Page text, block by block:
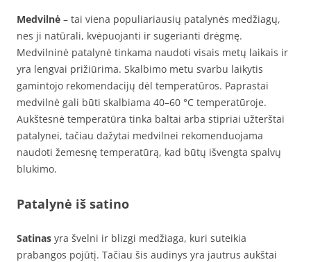
Medvilnė – tai viena populiariausių patalynės medžiagų,
nes ji natūrali, kvėpuojanti ir sugerianti drėgmę.
Medvilninė patalynė tinkama naudoti visais metų laikais ir
yra lengvai prižiūrima. Skalbimo metu svarbu laikytis
gamintojo rekomendacijų dėl temperatūros. Paprastai
medvilnė gali būti skalbiama 40–60 °C temperatūroje.
Aukštesnė temperatūra tinka baltai arba stipriai užterštai
patalynei, tačiau dažytai medvilnei rekomenduojama
naudoti žemesnę temperatūrą, kad būtų išvengta spalvų
blukimo.
Patalynė iš satino
Satinas yra švelni ir blizgi medžiaga, kuri suteikia
prabangos pojūtį. Tačiau šis audinys yra jautrus aukštai